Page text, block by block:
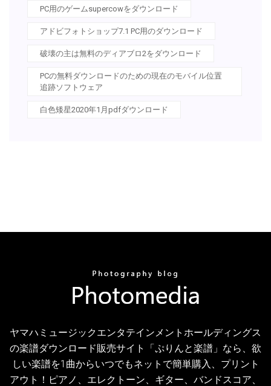
PC用のゲームsupercowをダウンロード
アドビフォトショップ7.1 PC用のダウンロード
破壊の主は無料のディアブロ2をダウンロード
PCの無料ダウンロードのための現在のモバイル位置
追跡ソフトウェア
白色矮星2020年1月pdfダウンロード
ヤマハミュージックエンタテインメントホールディングス
の楽譜ダウンロード販売サイト「ぷりんと楽譜」なら、欲
しい楽譜を1曲からいつでもネットで簡単購入、プリント
アウト！ピアノ、エレクトーン、ギター、バンドスコア、